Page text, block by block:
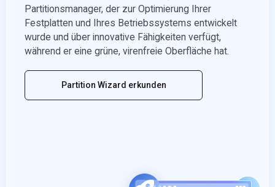
Partitionsmanager, der zur Optimierung Ihrer
Festplatten und Ihres Betriebssystems entwickelt
wurde und über innovative Fähigkeiten verfügt,
während er eine grüne, virenfreie Oberfläche hat.
Partition Wizard erkunden